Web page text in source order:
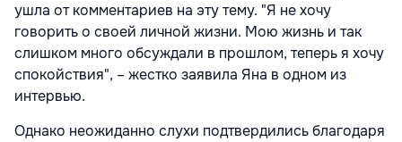
ушла от комментариев на эту тему. "Я не хочу
говорить о своей личной жизни. Мою жизнь и так
слишком много обсуждали в прошлом, теперь я хочу
спокойствия", – жестко заявила Яна в одном из
интервью.
Однако неожиданно слухи подтвердились благодаря